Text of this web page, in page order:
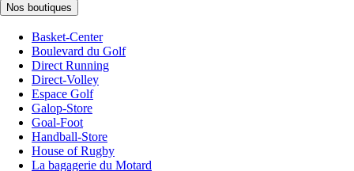
Nos boutiques
Basket-Center
Boulevard du Golf
Direct Running
Direct-Volley
Espace Golf
Galop-Store
Goal-Foot
Handball-Store
House of Rugby
La bagagerie du Motard